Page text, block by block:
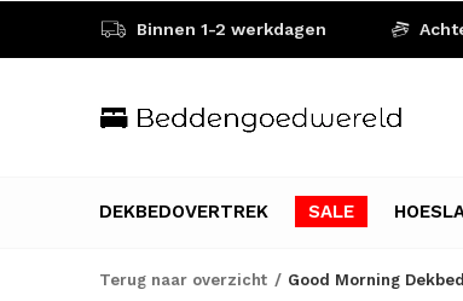
DEKBEDOVERTREK SALE
Binnen 1-2 werkdagen
Terug naar overzicht Good Morning